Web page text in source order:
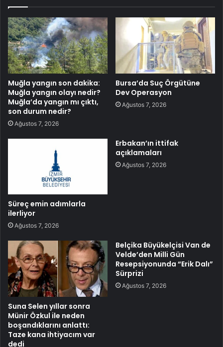
Muğla yangın son dakika:
Muğla yangın olayı nedir?
Muğla’da yangın mı çıktı,
son durum nedir?
Ağustos 7, 2026
Bursa’da Suç Örgütüne
Dev Operasyon
Ağustos 7, 2026
Süreç emin adımlarla
ilerliyor
Ağustos 7, 2026
Erbakan’ın ittifak
açıklamaları
Ağustos 7, 2026
Suna Selen yıllar sonra
Münir Özkul ile neden
boşandıklarını anlattı:
Taze kana ihtiyacım var
dedi
Belçika Büyükelçisi Van de
Velde’den Milli Gün
Resepsiyonunda “Erik Dalı”
Sürprizi
Ağustos 7, 2026